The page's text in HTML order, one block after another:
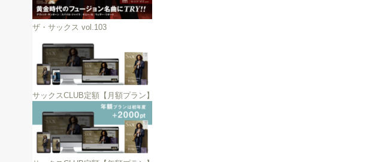
ザ・サックス vol.103
サックスCLUB定額【月額プラン】